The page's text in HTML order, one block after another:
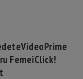
VideoPrime
FemeiClick!